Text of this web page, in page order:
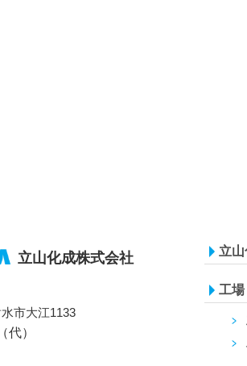
立山化成株式会社
市大江1133
代）
立
工